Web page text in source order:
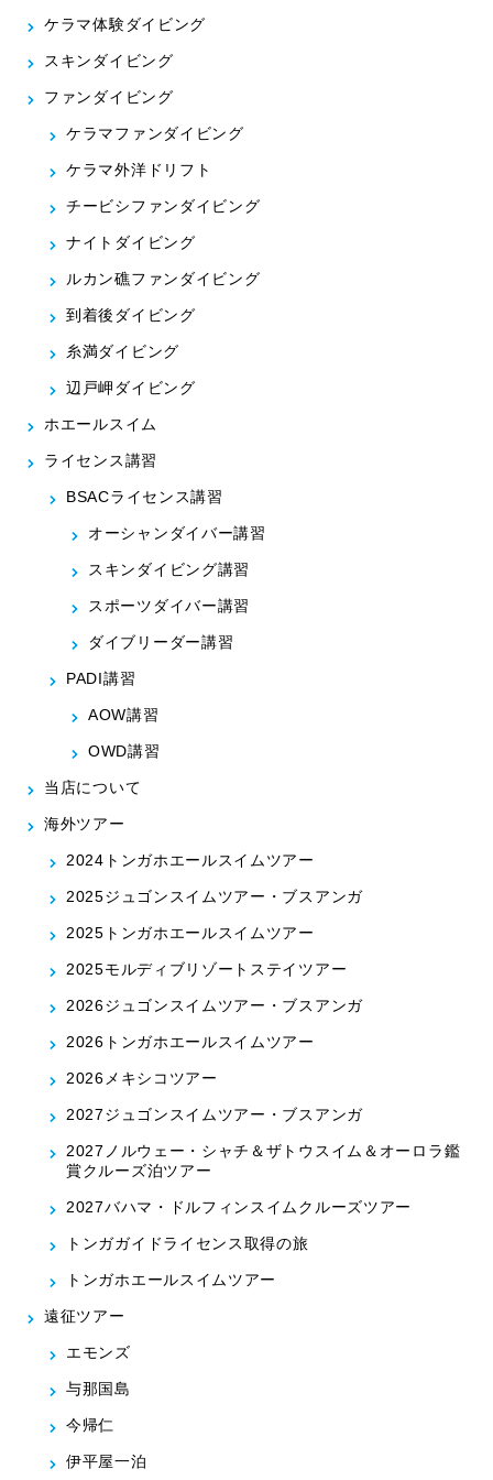
ケラマ体験ダイビング
スキンダイビング
ファンダイビング
ケラマファンダイビング
ケラマ外洋ドリフト
チービシファンダイビング
ナイトダイビング
ルカン礁ファンダイビング
到着後ダイビング
糸満ダイビング
辺戸岬ダイビング
ホエールスイム
ライセンス講習
BSACライセンス講習
オーシャンダイバー講習
スキンダイビング講習
スポーツダイバー講習
ダイブリーダー講習
PADI講習
AOW講習
OWD講習
当店について
海外ツアー
2024トンガホエールスイムツアー
2025ジュゴンスイムツアー・ブスアンガ
2025トンガホエールスイムツアー
2025モルディブリゾートステイツアー
2026ジュゴンスイムツアー・ブスアンガ
2026トンガホエールスイムツアー
2026メキシコツアー
2027ジュゴンスイムツアー・ブスアンガ
2027ノルウェー・シャチ＆ザトウスイム＆オーロラ鑑
賞クルーズ泊ツアー
2027バハマ・ドルフィンスイムクルーズツアー
トンガガイドライセンス取得の旅
トンガホエールスイムツアー
遠征ツアー
エモンズ
与那国島
今帰仁
伊平屋一泊